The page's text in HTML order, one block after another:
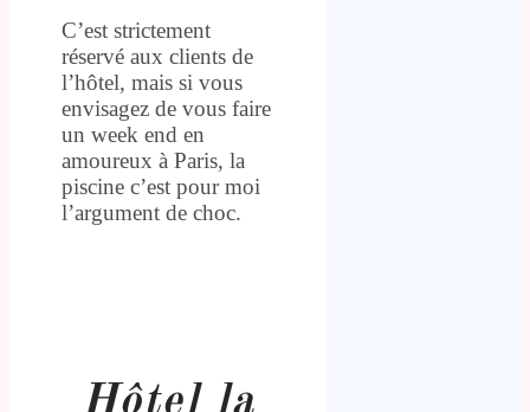
C’est strictement
réservé aux clients de
l’hôtel, mais si vous
envisagez de vous faire
un week end en
amoureux à Paris, la
piscine c’est pour moi
l’argument de choc.
Hôtel la